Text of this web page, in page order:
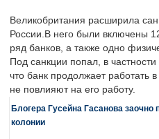
Великобритания расширила
России.В него были включены
ряд банков, а также одно
Под санкции попал, в
что банк продолжает работать
не повлияют на его работу.
Блогера Гусейна Гасанова заочно
колонии